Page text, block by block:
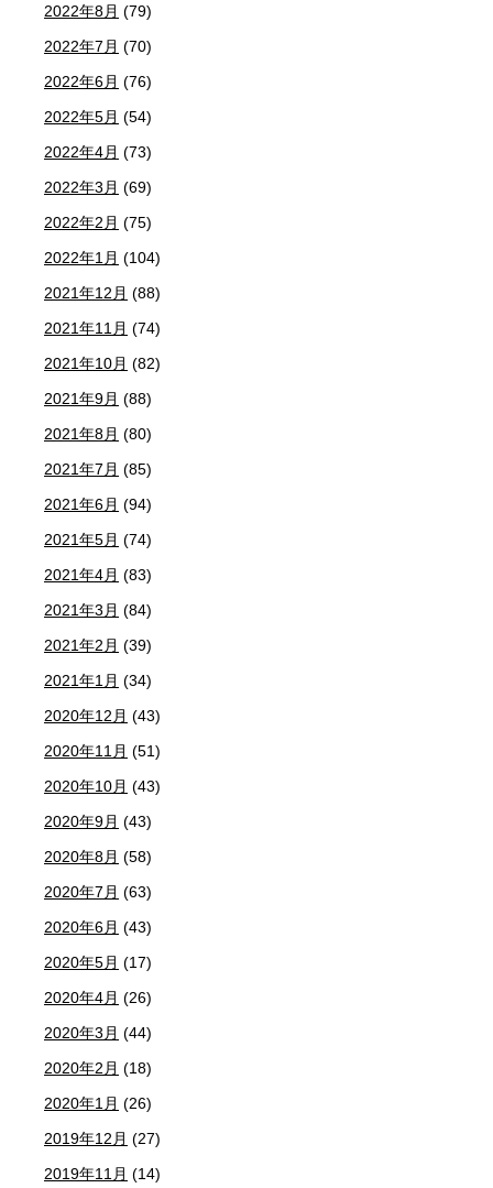
2022年8月 (79)
2022年7月 (70)
2022年6月 (76)
2022年5月 (54)
2022年4月 (73)
2022年3月 (69)
2022年2月 (75)
2022年1月 (104)
2021年12月 (88)
2021年11月 (74)
2021年10月 (82)
2021年9月 (88)
2021年8月 (80)
2021年7月 (85)
2021年6月 (94)
2021年5月 (74)
2021年4月 (83)
2021年3月 (84)
2021年2月 (39)
2021年1月 (34)
2020年12月 (43)
2020年11月 (51)
2020年10月 (43)
2020年9月 (43)
2020年8月 (58)
2020年7月 (63)
2020年6月 (43)
2020年5月 (17)
2020年4月 (26)
2020年3月 (44)
2020年2月 (18)
2020年1月 (26)
2019年12月 (27)
2019年11月 (14)